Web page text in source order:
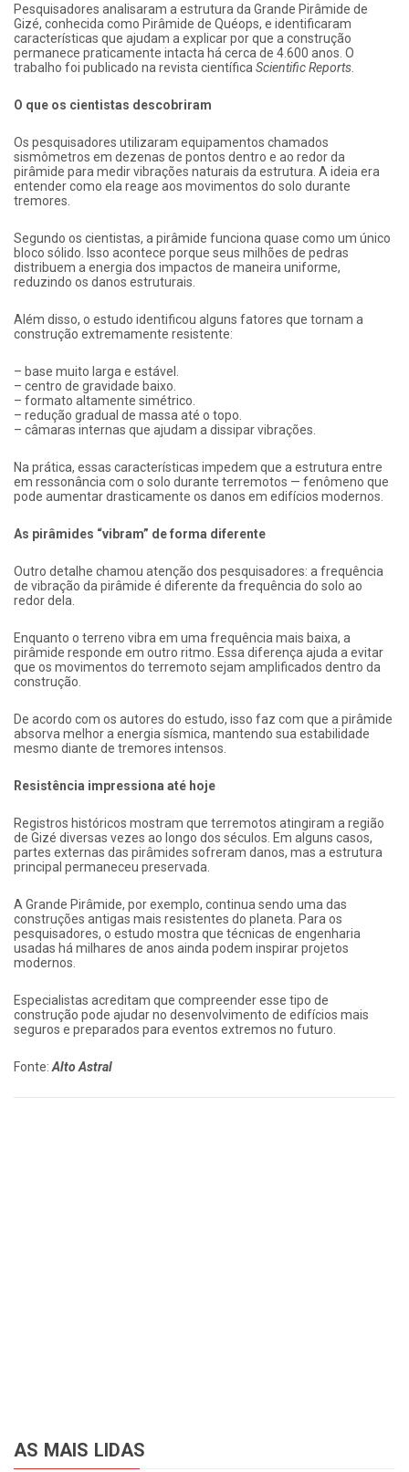
Pesquisadores analisaram a estrutura da Grande Pirâmide de
Gizé, conhecida como Pirâmide de Quéops, e identificaram
características que ajudam a explicar por que a construção
permanece praticamente intacta há cerca de 4.600 anos. O
trabalho foi publicado na revista científica Scientific Reports
O que os cientistas descobriram
Os pesquisadores utilizaram equipamentos chamados
sismômetros em dezenas de pontos dentro e ao redor da
pirâmide para medir vibrações naturais da estrutura. A ideia era
entender como ela reage aos movimentos do solo durante
tremores.
Segundo os cientistas, a pirâmide funciona quase como um único
bloco sólido. Isso acontece porque seus milhões de pedras
distribuem a energia dos impactos de maneira uniforme,
reduzindo os danos estruturais.
Além disso, o estudo identificou alguns fatores que tornam a
construção extremamente resistente:
– base muito larga e estável.
– centro de gravidade baixo.
– formato altamente simétrico.
– redução gradual de massa até o topo.
– câmaras internas que ajudam a dissipar vibrações.
Na prática, essas características impedem que a estrutura entre
em ressonância com o solo durante terremotos — fenômeno que
pode aumentar drasticamente os danos em edifícios modernos.
As pirâmides “vibram” de forma diferente
Outro detalhe chamou atenção dos pesquisadores: a frequência
de vibração da pirâmide é diferente da frequência do solo ao
redor dela.
Enquanto o terreno vibra em uma frequência mais baixa, a
pirâmide responde em outro ritmo. Essa diferença ajuda a evitar
que os movimentos do terremoto sejam amplificados dentro da
construção.
De acordo com os autores do estudo, isso faz com que a pirâmide
absorva melhor a energia sísmica, mantendo sua estabilidade
mesmo diante de tremores intensos.
Resistência impressiona até hoje
Registros históricos mostram que terremotos atingiram a região
de Gizé diversas vezes ao longo dos séculos. Em alguns casos,
partes externas das pirâmides sofreram danos, mas a estrutura
principal permaneceu preservada.
A Grande Pirâmide, por exemplo, continua sendo uma das
construções antigas mais resistentes do planeta. Para os
pesquisadores, o estudo mostra que técnicas de engenharia
usadas há milhares de anos ainda podem inspirar projetos
modernos.
Especialistas acreditam que compreender esse tipo de
construção pode ajudar no desenvolvimento de edifícios mais
seguros e preparados para eventos extremos no futuro.
Fonte: Alto Astral
AS MAIS LIDAS